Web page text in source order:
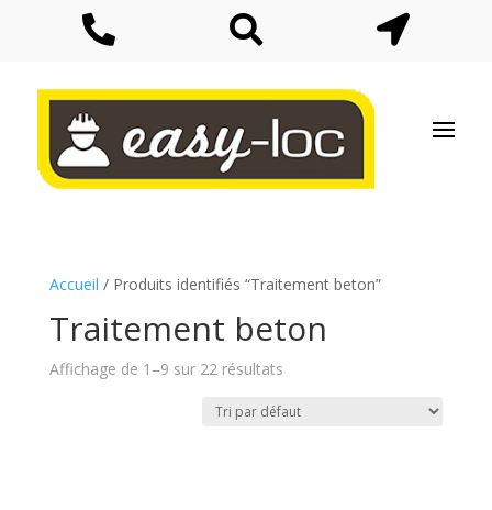
  
Accueil / Produits identifiés “Traitement beton”
Traitement beton
Affichage de 1–9 sur 22 résultats